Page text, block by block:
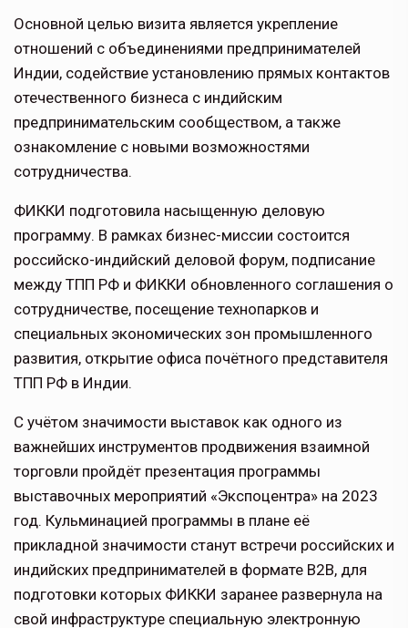
Основной целью визита является укрепление
отношений с объединениями предпринимателей
Индии, содействие установлению прямых контактов
отечественного бизнеса с индийским
предпринимательским сообществом, а также
ознакомление с новыми возможностями
сотрудничества.
ФИККИ подготовила насыщенную деловую
программу. В рамках бизнес-миссии состоится
российско-индийский деловой форум, подписание
между ТПП РФ и ФИККИ обновленного соглашения о
сотрудничестве, посещение технопарков и
специальных экономических зон промышленного
развития, открытие офиса почётного представителя
ТПП РФ в Индии.
С учётом значимости выставок как одного из
важнейших инструментов продвижения взаимной
торговли пройдёт презентация программы
выставочных мероприятий «Экспоцентра» на 2023
год. Кульминацией программы в плане её
прикладной значимости станут встречи российских и
индийских предпринимателей в формате В2В, для
подготовки которых ФИККИ заранее развернула на
свой инфраструктуре специальную электронную